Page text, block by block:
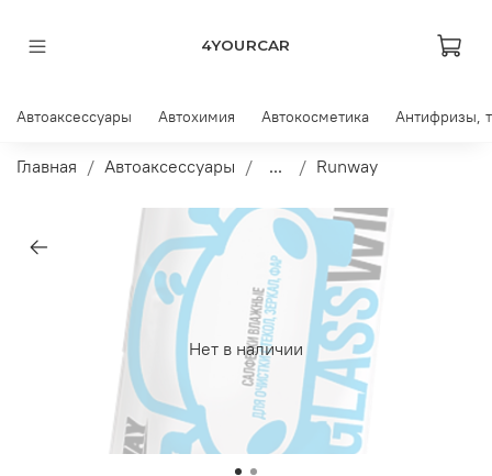
4YOURCAR
Автоаксессуары Автохимия Автокосметика Антифризы,
Главная Автоаксессуары ... Runway
Нет в наличии